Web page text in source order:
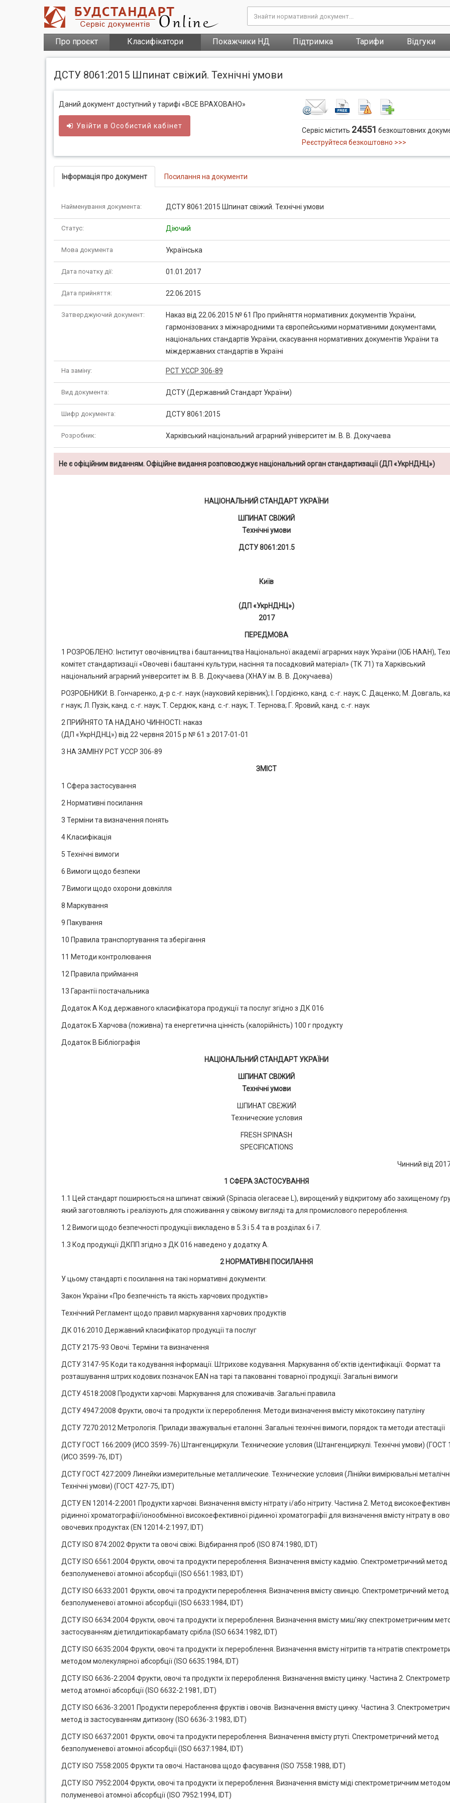
Про проєкт Класифікатори Покажчики НД Підтримка Тарифи Відгуки
ДСТУ 8061:2015 Шпинат свіжий. Технічні умови
Даний документ доступний у тарифі «ВСЕ ВРАХОВАНО»
Увійти вОсобистий кабінет
Сервіс містить 24551 безкоштовних
Реєструйтеся безкоштовно >>>
Інформація про документ Посилання на документи
Найменування документа: ДСТУ 8061:2015 Шпинат свіжий. Технічні умови
Статус: Діючий
Мова документа Українська
Дата початку дії: 01.01.2017
Дата прийняття: 22.06.2015
Затверджуючий документ:
Наказ від 22.06.2015 № 61 Про прийняття нормативних документів України,
гармонізованих з міжнародними та європейськими нормативними документами,
національних стандартів України, скасування нормативних документів України та
міждержавних стандартів в Україні
На заміну: РСТ УССР 306-89
Вид документа: ДСТУ (Державний Стандарт України)
Шифр документа: ДСТУ 8061:2015
Розробник: Харківський національний аграрний університет ім. В. В. Докучаева
Не є офіційним виданням. Офіційне видання розповсюджує національний орган стандартизації (ДП «УкрНДНЦ»)
НАЦІОНАЛЬНИЙ СТАНДАРТ УКРАЇНИ
ШПИНАТ СВІЖИЙ
Технічні умови
ДСТУ 8061:201.5
Київ
(ДП «УкрНДНЦ»)
2017
ПЕРЕДМОВА
1 РОЗРОБЛЕНО: Інститут овочівництва і баштанництва Національної академії аграрних наук України (ІОБ НААН),
комітет стандартизації «Овочеві і баштанні культури, насіння та посадковий матеріал» (ТК 71) та Харківський
національний аграрний університет ім. В. В. Докучаева (ХНАУ ім. В. В. Докучаева)
РОЗРОБНИКИ: В. Гончаренко, д-р с.-г. наук (науковий керівник); І. Гордієнко, канд. с.-г. наук; С. Даценко; М. Довгаль,
г наук; Л. Пузік, канд. с.-г. наук; Т. Сердюк, канд. с.-г. наук; Т. Тернова; Г. Яровий, канд. с.-г. наук
2 ПРИЙНЯТО ТА НАДАНО ЧИННОСТІ: наказ
(ДП «УкрНДНЦ») від 22 червня 2015 р № 61 з 2017-01-01
3 НА ЗАМІНУ РСТ УССР 306-89
ЗМІСТ
1 Сфера застосування
2 Нормативні посилання
3 Терміни та визначення понять
4 Класифікація
5 Технічні вимоги
6 Вимоги щодо безпеки
7 Вимоги щодо охорони довкілля
8 Маркування
9 Пакування
10 Правила транспортування та зберігання
11 Методи контролювання
12 Правила приймання
13 Гарантії постачальника
Додаток А Код державного класифікатора продукції та послуг згідно з ДК 016
Додаток Б Харчова (поживна) та енергетична цінність (калорійність) 100 г продукту
Додаток В Бібліографія
НАЦІОНАЛЬНИЙ СТАНДАРТ УКРАЇНИ
ШПИНАТ СВІЖИЙ
Технічні умови
ШПИНАТ СВЕЖИЙ
Технические условия
FRESH SPINASH
SPECIFICATIONS
Чинний від
1 СФЕРА ЗАСТОСУВАННЯ
1.1 Цей стандарт поширюється на шпинат свіжий (Spinacia oleraceae L), вирощений у відкритому або захищеному
який заготовляють і реалізують для споживання у свіжому вигляді та для промислового перероблення.
1.2 Вимоги щодо безпечності продукції викладено в 5.3 і 5.4 та в розділах 6 і 7.
1.3 Код продукції ДКПП згідно з ДК 016 наведено у додатку А.
2 НОРМАТИВНІ ПОСИЛАННЯ
У цьому стандарті є посилання на такі нормативні документи:
Закон України «Про безпечність та якість харчових продуктів»
Технічний Регламент щодо правил маркування харчових продуктів
ДК 016:2010 Державний класифікатор продукції та послуг
ДСТУ 2175-93 Овочі. Терміни та визначення
ДСТУ 3147-95 Коди та кодування інформації. Штрихове кодування. Маркування об’єктів ідентифікації. Формат та
розташування штрих кодових позначок EAN на тарі та пакованні товарної продукції. Загальні вимоги
ДСТУ 4518:2008 Продукти харчові. Маркування для споживачів. Загальні правила
ДСТУ 4947:2008 Фрукти, овочі та продукти їх перероблення. Методи визначення вмісту мікотоксину патуліну
ДСТУ 7270:2012 Метрологія. Прилади зважувальні еталонні. Загальні технічні вимоги, порядок та методи атестації
ДСТУ ГОСТ 166:2009 (ИСО 3599-76) Штангенциркули. Технические условия (Штангенциркулі. Технічні умови) (ГОСТ
(ИСО 3599-76, IDТ)
ДСТУ ГОСТ 427:2009 Линейки измерительные металлические. Технические условия (Лінійки вимірювальні металічні.
Технічні умови) (ГОСТ 427-75, IDT)
ДСТУ EN 12014-2:2001 Продукти харчові. Визначення вмісту нітрату і/або нітриту. Частина 2. Метод
рідинної хроматографії/іонообмінної високоефективної рідинної хроматографії для визначення вмісту нітрату в
овочевих продуктах (EN 12014-2:1997, IDT)
ДСТУ ISO 874:2002 Фрукти та овочі свіжі. Відбирання проб (ISO 874:1980, IDТ)
ДСТУ ISO 6561:2004 Фрукти, овочі та продукти перероблення. Визначення вмісту кадмію. Спектрометричний метод
безполуменевої атомної абсорбції (ISO 6561:1983, IDТ)
ДСТУ ISO 6633:2001 Фрукти, овочі та продукти перероблення. Визначення вмісту свинцю. Спектрометричний метод
безполуменевої атомної абсорбції (ISO 6633:1984, IDT)
ДСТУ ISO 6634:2004 Фрукти, овочі та продукти їх перероблення. Визначення вмісту миш'яку спектрометричним
застосуванням діетилдитіокарбамату срібла (ISO 6634:1982, IDТ)
ДСТУ ISO 6635:2004 Фрукти, овочі та продукти їх перероблення. Визначення вмісту нітритів та нітратів
методом молекулярної абсорбції (ISO 6635:1984, IDТ)
ДСТУ ISO 6636-2:2004 Фрукти, овочі та продукти їх перероблення. Визначення вмісту цинку. Частина 2.
метод атомної абсорбції (ISO 6632-2:1981, IDТ)
ДСТУ ISO 6636-3:2001 Продукти перероблення фруктів і овочів. Визначення вмісту цинку. Частина 3.
метод із застосуванням дитизону (ISO 6636-3:1983, IDТ)
ДСТУ ISO 6637:2001 Фрукти, овочі та продукти перероблення. Визначення вмісту ртуті. Спектрометричний метод
безполуменевої атомної абсорбції (ISO 6637:1984, IDТ)
ДСТУ ISO 7558:2005 Фрукти та овочі. Настанова щодо фасування (ISO 7558:1988, IDТ)
ДСТУ ISO 7952:2004 Фрукти, овочі та продукти їх перероблення. Визначення вмісту міді спектрометричним методом
полуменевої атомної абсорбції (ISO 7952:1994, IDТ)